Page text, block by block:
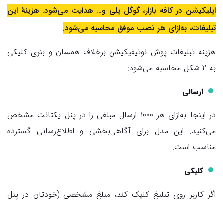
اپلیکیشن در کافه بازار، گوگل پلی و… هدایت می‌شود. هزینهٔ این
تبلیغات، به‌ازای هر نصب موفق محاسبه می‌شود.
هزینه تبلیغات پوش نوتیفیکیشن برخلاف همسان و بنری کلیکی
به ۲ شکل محاسبه می‌شود:
ارسالی
در اینجا به‌ازای هر ۱۰۰۰ ارسال مبلغی را در پنل یکتانت مشخص
می‌کنید. این مدل برای آگاهی‌بخشی و اطلاع‌رسانی گسترده
مناسب است.
کلیکی
اگر کاربر روی تبلیغ کلیک کند، مبلغ مشخصی (خودتان در پنل